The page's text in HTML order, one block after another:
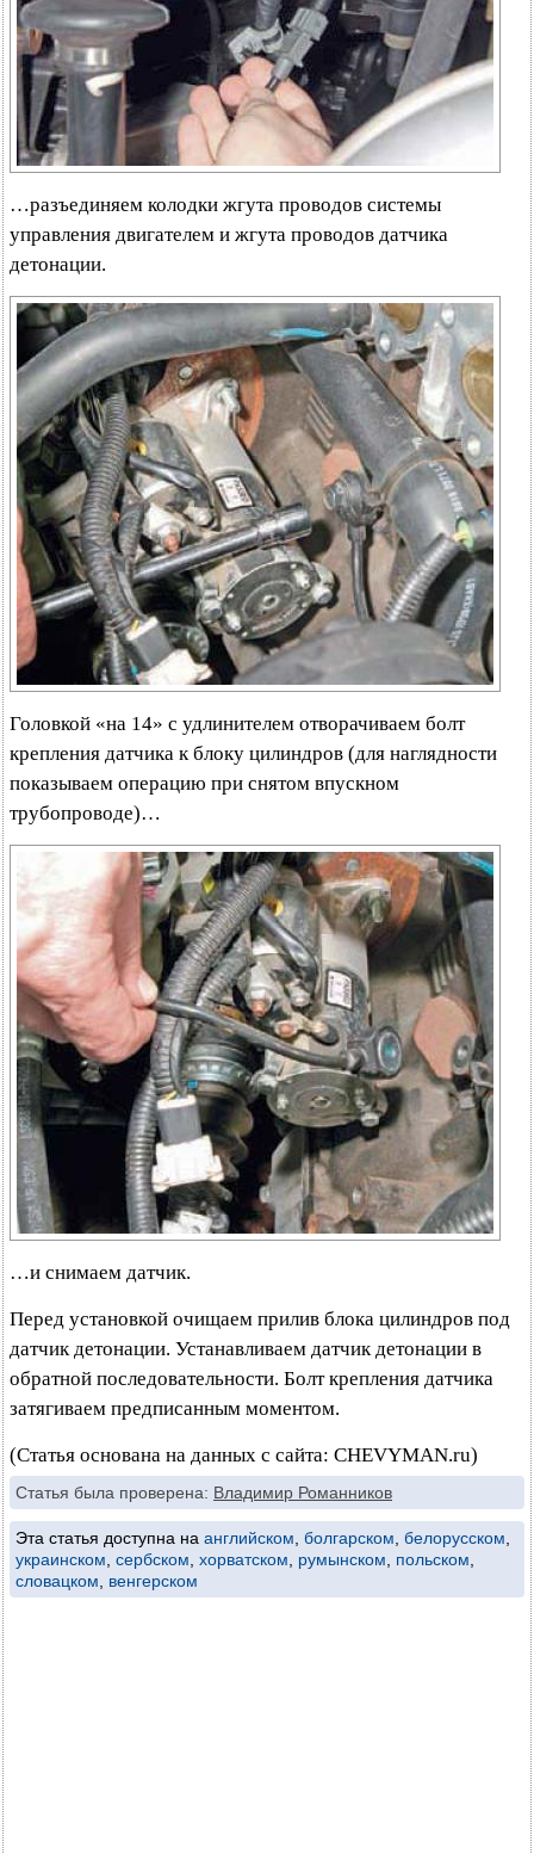
…разъединяем колодки жгута проводов системы
управления двигателем и жгута проводов датчика
детонации.
Головкой «на 14» с удлинителем отворачиваем болт
крепления датчика к блоку цилиндров (для наглядности
показываем операцию при снятом впускном
трубопроводе)…
…и снимаем датчик.
Перед установкой очищаем прилив блока цилиндров под
датчик детонации. Устанавливаем датчик детонации в
обратной последовательности. Болт крепления датчика
затягиваем предписанным моментом.
(Статья основана на данных с сайта: CHEVYMAN.ru)
Статья была проверена: Владимир Романников
Эта статья доступна на английском болгарском белорусском
украинском сербском хорватском румынском польском
словацком
венгерском